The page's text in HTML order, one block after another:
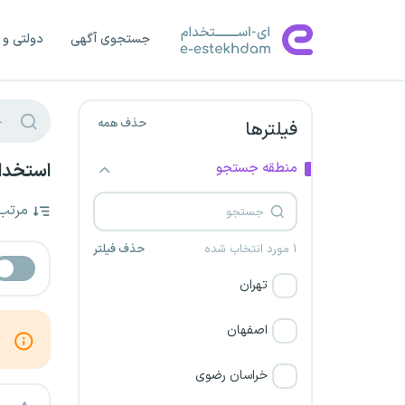
جستجوی آگهی دولتی
فیلترها حذف همه
منطقه جستجو
۱ مورد انتخاب شده حذف فیلتر
تهران
اصفهان
خراسان رضوی